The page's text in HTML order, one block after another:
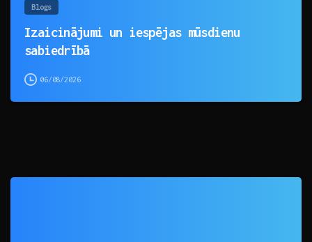
Blogs
Izaicinājumi un iespējas mūsdienu
sabiedrībā
06/08/2026